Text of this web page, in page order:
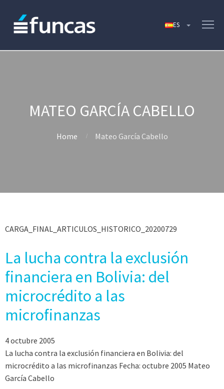
MATEO GARCÍA CABELLO
Home Mateo García Cabello
CARGA_FINAL_ARTICULOS_HISTORICO_20200729
La lucha contra la exclusión
financiera en Bolivia: del
microcrédito a las
microfinanzas
4 octubre 2005
La lucha contra la exclusión financiera en Bolivia: del
microcrédito a las microfinanzas Fecha: octubre 2005 Mateo
García Cabello